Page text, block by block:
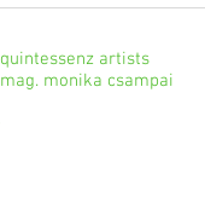
quintessenz artists
mag. monika csampai